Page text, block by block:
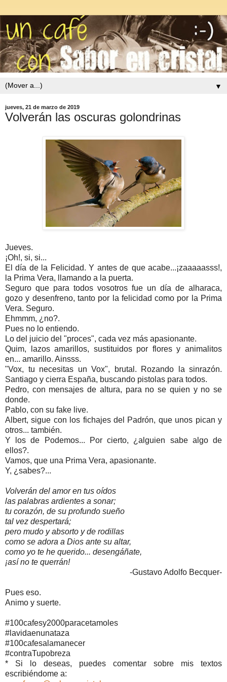
▼
jueves, 21 de marzo de 2019
Volverán las oscuras golondrinas
Jueves.
¡Oh!, si, si...
El día de la Felicidad. Y antes de que acabe...¡zaaaaasss!,
la Prima Vera, llamando a la puerta.
Seguro que para todos vosotros fue un día de alharaca,
gozo y desenfreno, tanto por la felicidad como por la Prima
Vera. Seguro.
Ehmmm, ¿no?.
Pues no lo entiendo.
Lo del juicio del "proces", cada vez más apasionante.
Quim, lazos amarillos, sustituidos por flores y animalitos
en... amarillo. Ainsss.
"Vox, tu necesitas un Vox", brutal. Rozando la sinrazón.
Santiago y cierra España, buscando pistolas para todos.
Pedro, con mensajes de altura, para no se quien y no se
donde.
Pablo, con su fake live.
Albert, sigue con los fichajes del Padrón, que unos pican y
otros... también.
Y los de Podemos... Por cierto, ¿alguien sabe algo de
ellos?.
Vamos, que una Prima Vera, apasionante.
Y, ¿sabes?...
Volverán del amor en tus oídos
las palabras ardientes a sonar;
tu corazón, de su profundo sueño
tal vez despertará;
pero mudo y absorto y de rodillas
como se adora a Dios ante su altar,
como yo te he querido... desengáñate,
¡así no te querrán!
-Gustavo Adolfo Becquer-
Pues eso.
Animo y suerte.
#100cafesy2000paracetamoles
#lavidaenunataza
#100cafesalamanecer
#contraTupobreza
* Si lo deseas, puedes comentar sobre mis textos
escribiéndome a: